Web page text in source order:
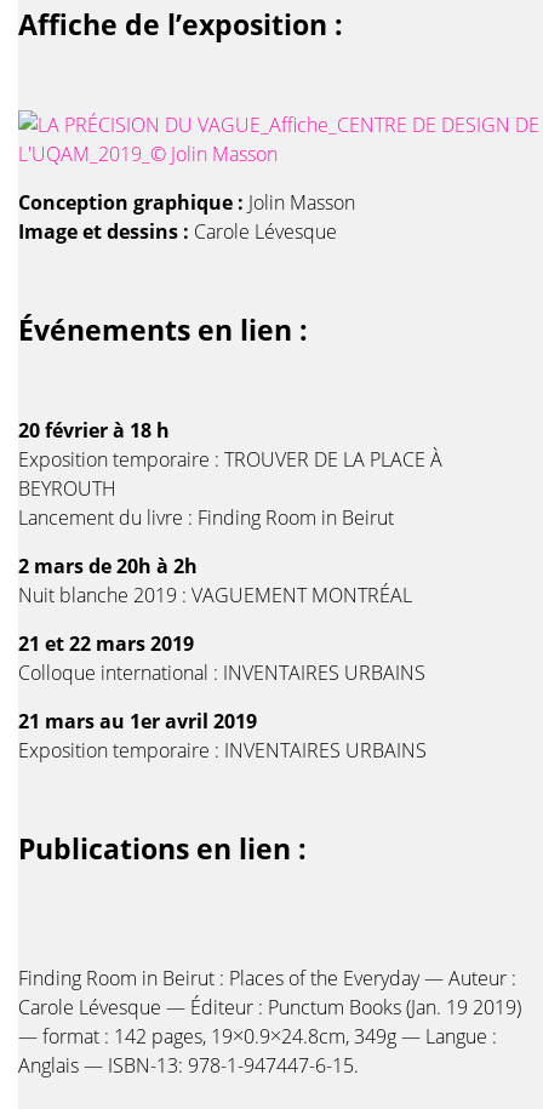
Affiche de l’exposition :
Conception graphique : Jolin Masson
Image et dessins : Carole Lévesque
Événements en lien :
20 février à 18 h
Exposition temporaire : TROUVER DE LA PLACE À
BEYROUTH
Lancement du livre : Finding Room in Beirut
2 mars de 20h à 2h
Nuit blanche 2019 : VAGUEMENT MONTRÉAL
21 et 22 mars 2019
Colloque international : INVENTAIRES URBAINS
21 mars au 1er avril 2019
Exposition temporaire : INVENTAIRES URBAINS
Publications en lien :
Finding Room in Beirut : Places of the Everyday — Auteur :
Carole Lévesque — Éditeur : Punctum Books (Jan. 19 2019)
— format : 142 pages, 19×0.9×24.8cm, 349g — Langue :
Anglais — ISBN-13: 978-1-947447-6-15.